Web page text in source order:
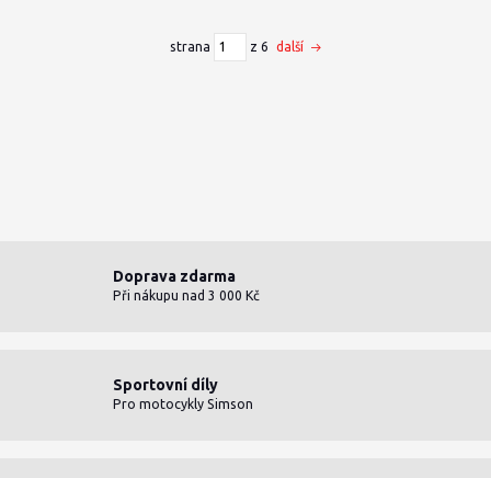
strana z 6 další
Doprava zdarma
Při nákupu nad 3 000 Kč
Sportovní díly
Pro motocykly Simson